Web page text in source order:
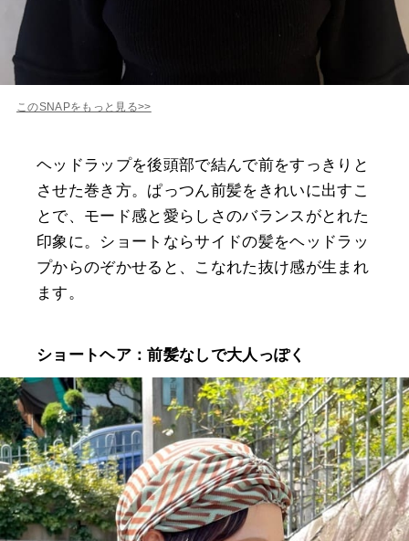
このSNAPをもっと見る>>
ヘッドラップを後頭部で結んで前をすっきりと
させた巻き方。ぱっつん前髪をきれいに出すこ
とで、モード感と愛らしさのバランスがとれた
印象に。ショートならサイドの髪をヘッドラッ
プからのぞかせると、こなれた抜け感が生まれ
ます。
ショートヘア：前髪なしで大人っぽく